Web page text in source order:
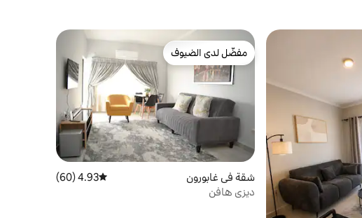
مفضّل لدى الضيوف
مفضّل لدى الضيوف
شقة في غابورون متوسط التقييم 4.93 من 5، 60 مراجعات
4.93 (60)
ديزي هافن